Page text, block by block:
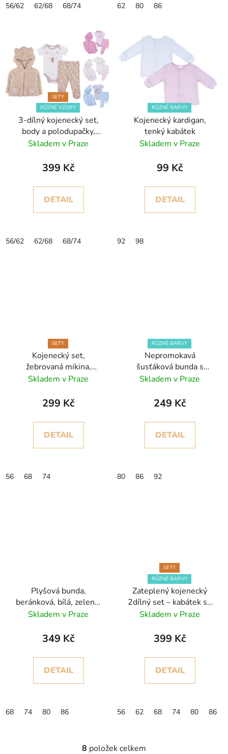
56/62 62/68 68/74 62 80 86
SETY
RŮZNÉ VZORY
3-dílný kojenecký set,
body a polodupačky,
plyšový kabátek
Skladem v Praze
399 Kč
DETAIL
56/62 62/68 68/74
RŮZNÉ BARVY
Kojenecký kardigan,
tenký kabátek
Skladem v Praze
99 Kč
DETAIL
92 98
SETY
Kojenecký set,
žebrovaná mikina,
polodupačky
Skladem v Praze
299 Kč
DETAIL
56 68 74
RŮZNÉ BARVY
Nepromokavá
šusťáková bunda s
kapucí a bavlněnou
podzim
Skladem v Praze
249 Kč
DETAIL
80 86 92
Plyšová bunda,
beránková, bílá, zelená,
růžová, hnědá
Skladem v Praze
349 Kč
DETAIL
68 74 80 86
SETY
RŮZNÉ BARVY
Zateplený kojenecký
2dílný set – kabátek se
suchým zipem a tepláky
Skladem v Praze
399 Kč
DETAIL
56 62 68 74 80 86
8 položek celkem